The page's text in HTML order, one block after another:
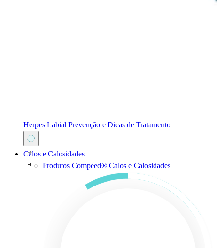
Herpes Labial Prevenção e Dicas de Tratamento
Calos e Calosidades
Produtos Compeed® Calos e Calosidades